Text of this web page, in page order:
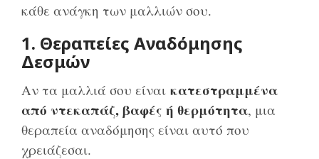
κάθε ανάγκη των μαλλιών σου.
1. Θεραπείες Αναδόμησης
Δεσμών
Αν τα μαλλιά σου είναι κατεστραμμένα
από ντεκαπάζ, βαφές ή θερμότητα, μια
θεραπεία αναδόμησης είναι αυτό που
χρειάζεσαι.